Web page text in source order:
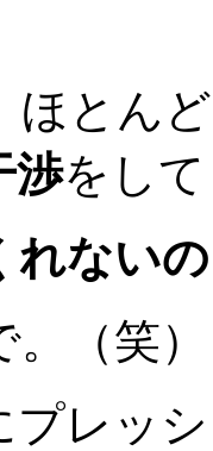
ほとん
渉をし
れない
（笑）
プレッ